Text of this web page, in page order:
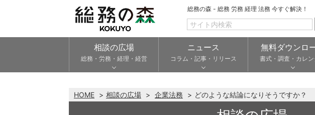
総務の森 - 総務 労務 経理 法務 今すぐ解決！
相談の広場
総務・労務・経理・経営
ニュース
コラム・記事・リリース
無料ダウンロ
書式・調査・カレン
HOME 相談の広場 企業法務 どのような結論になりそうですか？